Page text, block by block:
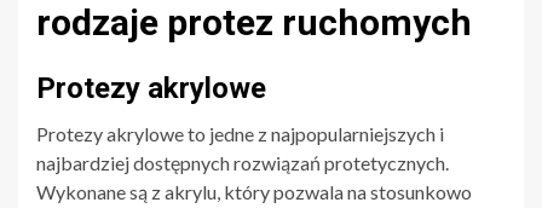
rodzaje protez ruchomych
Protezy akrylowe
Protezy akrylowe to jedne z najpopularniejszych i
najbardziej dostępnych rozwiązań protetycznych.
Wykonane są z akrylu, który pozwala na stosunkowo